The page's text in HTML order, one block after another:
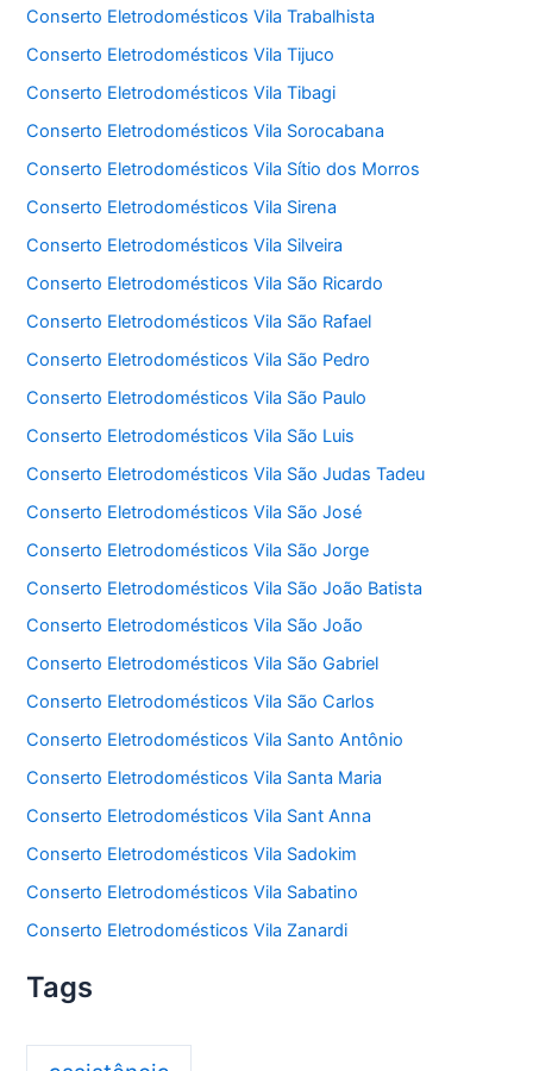
Conserto Eletrodomésticos Vila Trabalhista
Conserto Eletrodomésticos Vila Tijuco
Conserto Eletrodomésticos Vila Tibagi
Conserto Eletrodomésticos Vila Sorocabana
Conserto Eletrodomésticos Vila Sítio dos Morros
Conserto Eletrodomésticos Vila Sirena
Conserto Eletrodomésticos Vila Silveira
Conserto Eletrodomésticos Vila São Ricardo
Conserto Eletrodomésticos Vila São Rafael
Conserto Eletrodomésticos Vila São Pedro
Conserto Eletrodomésticos Vila São Paulo
Conserto Eletrodomésticos Vila São Luis
Conserto Eletrodomésticos Vila São Judas Tadeu
Conserto Eletrodomésticos Vila São José
Conserto Eletrodomésticos Vila São Jorge
Conserto Eletrodomésticos Vila São João Batista
Conserto Eletrodomésticos Vila São João
Conserto Eletrodomésticos Vila São Gabriel
Conserto Eletrodomésticos Vila São Carlos
Conserto Eletrodomésticos Vila Santo Antônio
Conserto Eletrodomésticos Vila Santa Maria
Conserto Eletrodomésticos Vila Sant Anna
Conserto Eletrodomésticos Vila Sadokim
Conserto Eletrodomésticos Vila Sabatino
Conserto Eletrodomésticos Vila Zanardi
Tags